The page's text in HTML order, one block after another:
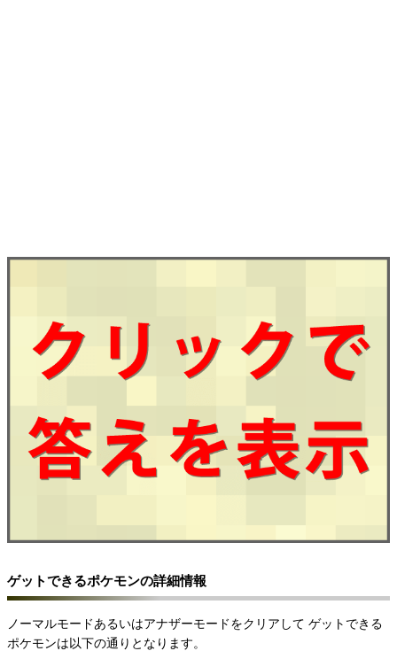
ゲットできるポケモンの詳細情報
ノーマルモードあるいはアナザーモードをクリアして ゲットできる
ポケモンは以下の通りとなります。